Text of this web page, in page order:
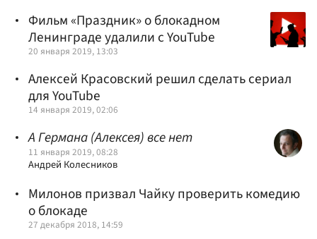
Фильм «Праздник» о блокадном
Ленинграде удалили с YouTube
20 января 2019, 13:03
Алексей Красовский решил сделать сериал
для YouTube
14 января 2019, 02:06
А Германа (Алексея) все нет
11 января 2019, 08:28
Андрей Колесников
Милонов призвал Чайку проверить комедию
о блокаде
27 декабря 2018, 14:59